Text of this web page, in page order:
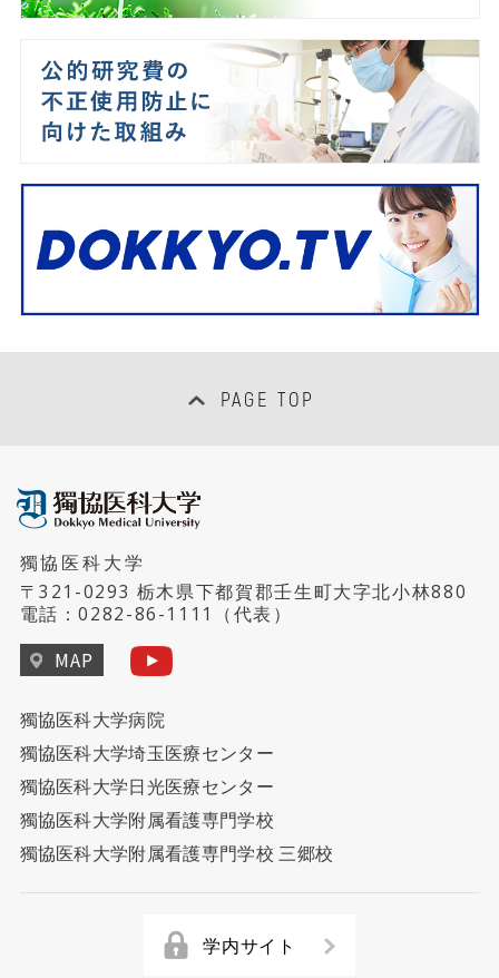
PAGE TOP
獨協医科大学
〒321-0293 栃木県下都賀郡壬生町大字北小林880
電話：0282-86-1111 （代表）
MAP
獨協医科大学病院
獨協医科大学埼玉医療センター
獨協医科大学日光医療センター
獨協医科大学附属看護専門学校
獨協医科大学附属看護専門学校 三郷校
学内サイト